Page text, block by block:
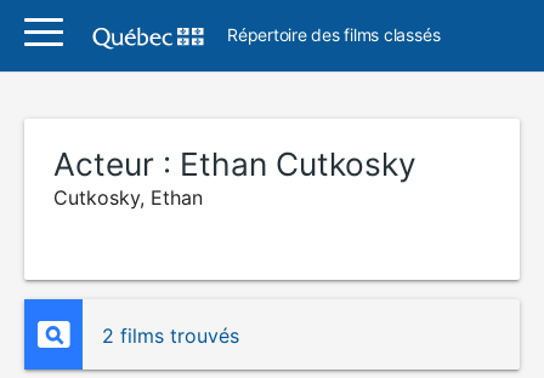
Répertoire des films classés
Acteur : Ethan Cutkosky
Cutkosky, Ethan
2 films trouvés